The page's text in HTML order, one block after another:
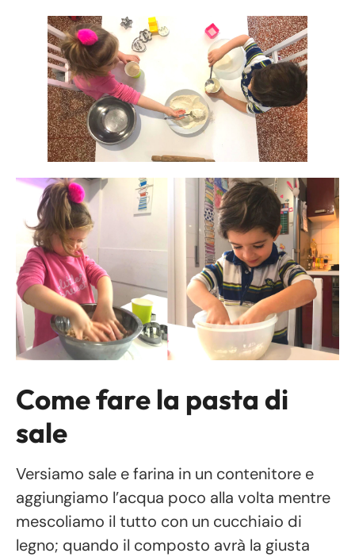
Come fare la pasta di
sale
Versiamo sale e farina in un contenitore e
aggiungiamo l’acqua poco alla volta mentre
mescoliamo il tutto con un cucchiaio di
legno; quando il composto avrà la giusta